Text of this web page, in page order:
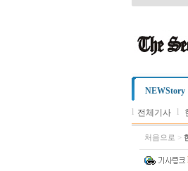
NEWStory
l 전체기사 l
처음으로 >